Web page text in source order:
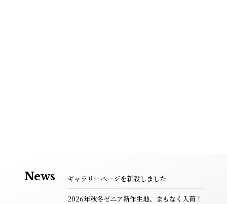
News ギャラリーページを新設しました
2026年秋冬ゼニア新作生地、まもなく入荷！